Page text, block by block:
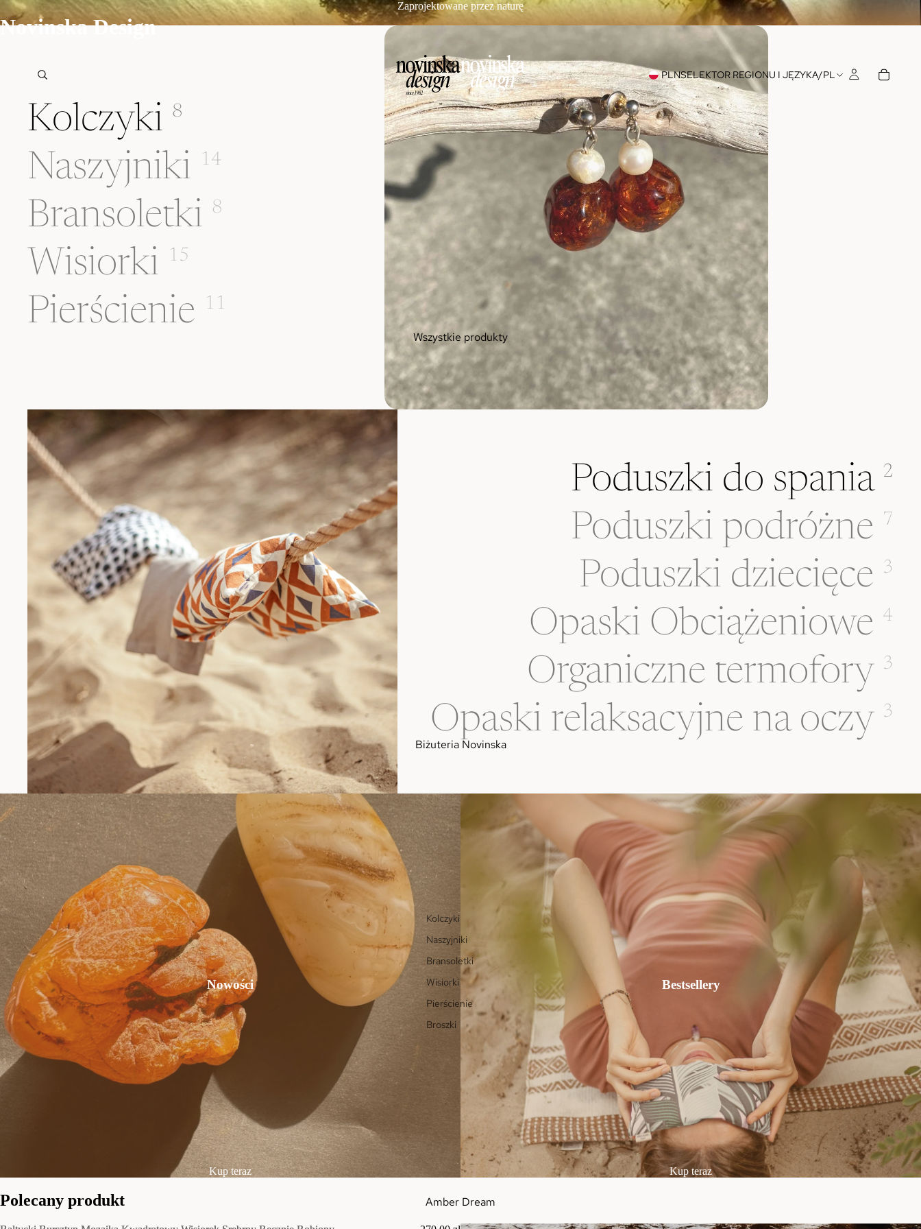
Novinska Design
PLNSELEKTOR REGIONU I JĘZYKA/PL
Wszystkie produkty
Biżuteria Novinska
Kolczyki
Naszyjniki
Bransoletki
Wisiorki
Pierścienie
Broszki
Amber Dream
Zaprojektowane przez naturę
Kolczyki 8
Naszyjniki 14
Bransoletki 8
Wisiorki 15
Pierścienie 11
Poduszki do spania 2
Poduszki podróżne 7
Poduszki dziecięce 3
Opaski Obciążeniowe 4
Organiczne termofory 3
Opaski relaksacyjne na oczy 3
Nowości
Kup teraz
Bestsellery
Kup teraz
Polecany produkt